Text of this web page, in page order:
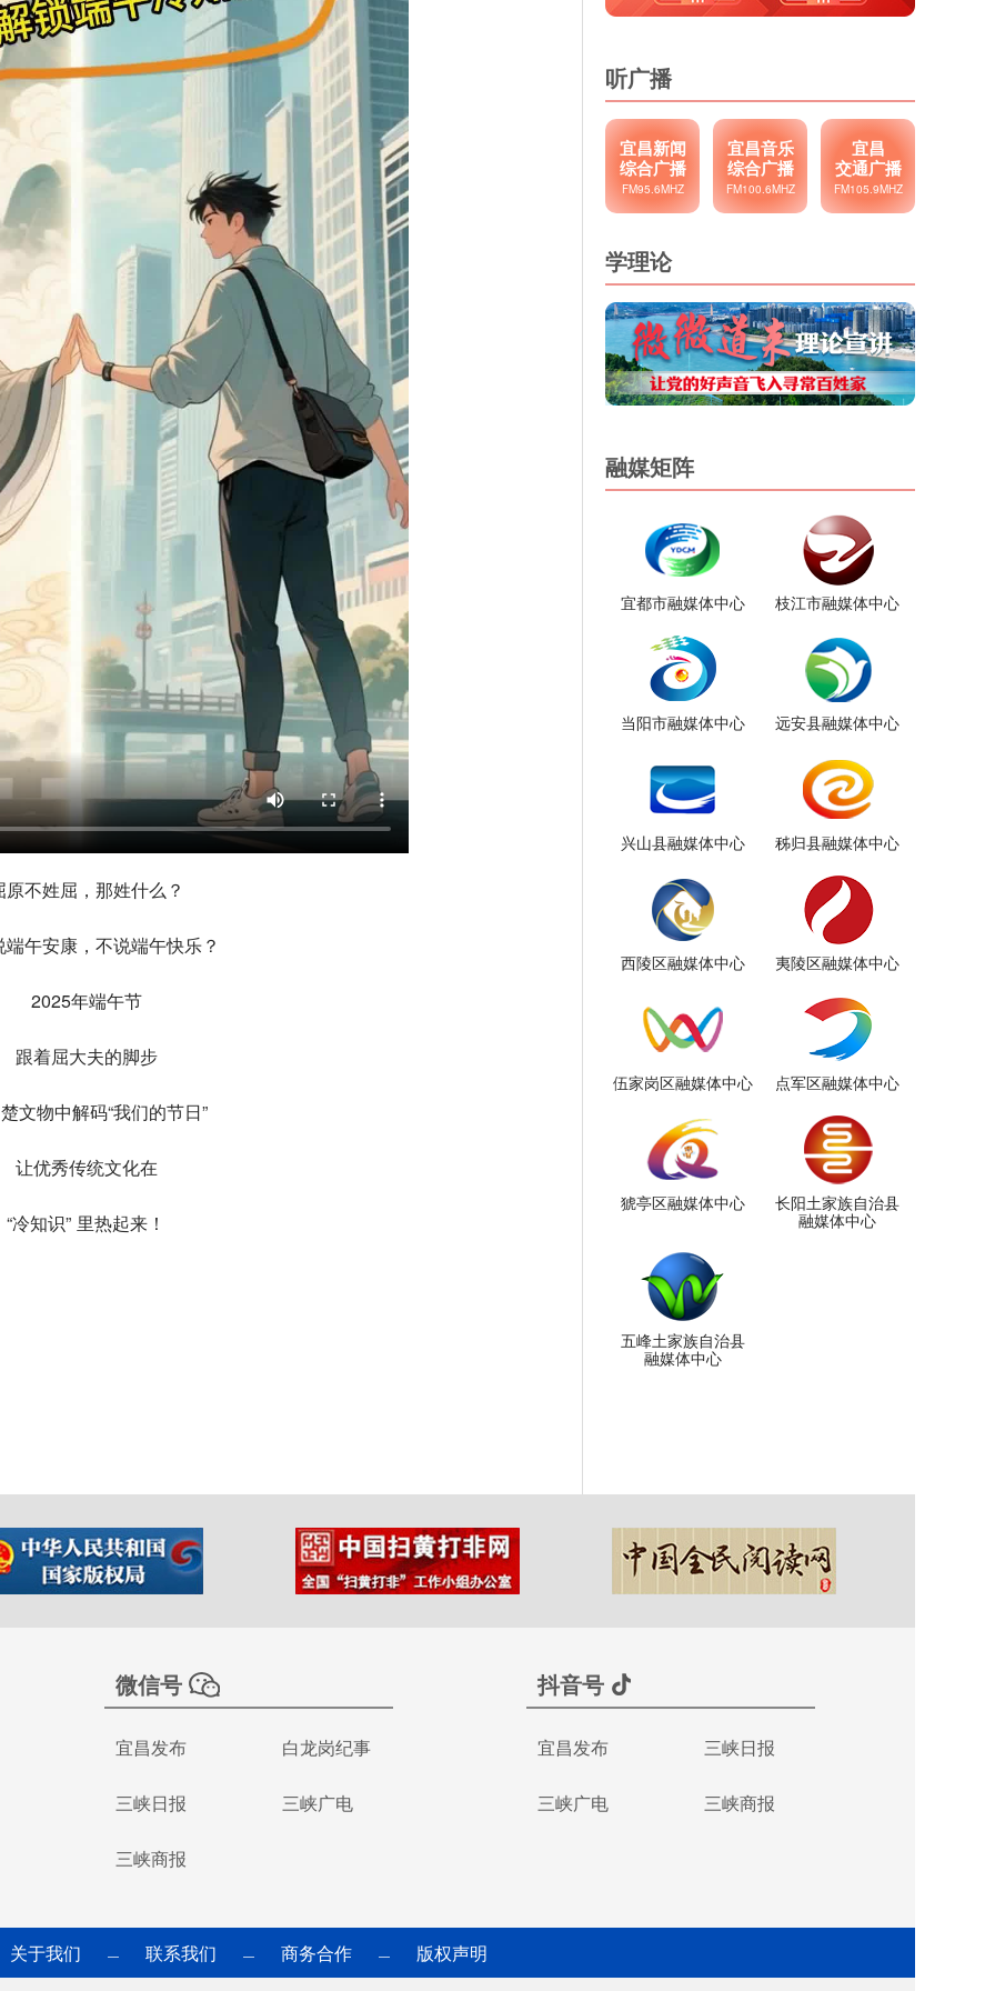
原不姓屈，那姓什么？
端午安康，不说端午快乐？
2025年端午节
跟着屈大夫的脚步
文物中解码“我们的节日”
让优秀传统文化在
“冷知识” 里热起来！
听广播
宜昌新闻
综合广播
FM95.6MHZ
宜昌音乐
综合广播
FM100.6MHZ
宜昌
交通广播
FM105.9MHZ
学理论
融媒矩阵
宜都市融媒体中心 枝江市融媒体中心
当阳市融媒体中心 远安县融媒体中心
兴山县融媒体中心 秭归县融媒体中心
西陵区融媒体中心 夷陵区融媒体中心
伍家岗区融媒体中心 点军区融媒体中心
猇亭区融媒体中心
长阳土家族自治县
融媒体中心
五峰土家族自治县
融媒体中心
微信号
宜昌发布 白龙岗纪事
三峡日报 三峡广电
三峡商报
抖音号
宜昌发布 三峡日报
三峡广电 三峡商报
关于我们 — 联系我们 — 商务合作 — 版权声明